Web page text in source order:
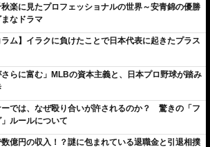
楽に見たプロフェッショナルの世界～安青錦の優勝
なドラマ
ラム】イラクに負けたことで日本代表に起きたプラス
さらに富む」MLBの資本主義と、日本プロ野球が踏み
ーでは、なぜ殴り合いが許されるのか？ 驚きの「フ
ルールについて
億円の収入！？謎に包まれている退職金と引退相撲